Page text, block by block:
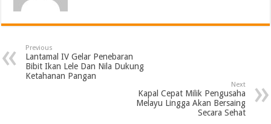
Previous
Lantamal IV Gelar Penebaran
Bibit Ikan Lele Dan Nila Dukung
Ketahanan Pangan
Next
Kapal Cepat Milik Pengusaha
Melayu Lingga Akan Bersaing
Secara Sehat